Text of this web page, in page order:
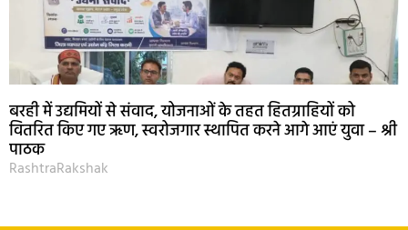
बरही में उद्यमियों से संवाद, योजनाओं के तहत हितग्राहियों को
वितरित किए गए ऋण, स्वरोजगार स्थापित करने आगे आएं युवा – श्री
पाठक
RashtraRakshak